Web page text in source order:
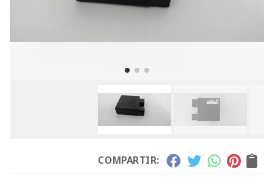
COMPARTIR: